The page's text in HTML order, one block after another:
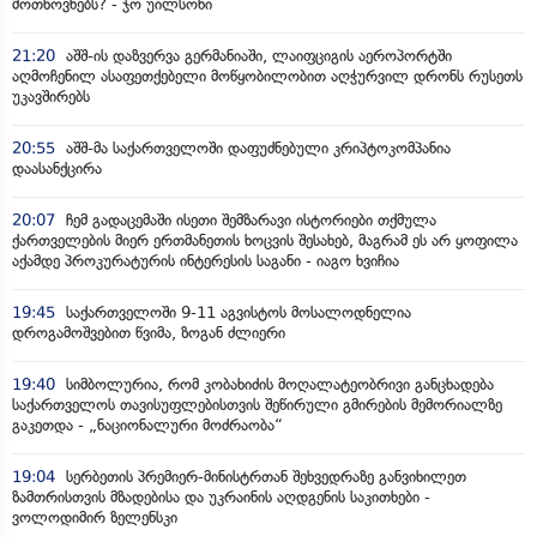
მოთხოვნებს? - ჯო უილსონი
21:20 აშშ-ის დაზვერვა გერმანიაში, ლაიფციგის აეროპორტში
აღმოჩენილ ასაფეთქებელი მოწყობილობით აღჭურვილ დრონს რუსეთს
უკავშირებს
20:55 აშშ-მა საქართველოში დაფუძნებული კრიპტოკომპანია
დაასანქცირა
20:07 ჩემ გადაცემაში ისეთი შემზარავი ისტორიები თქმულა
ქართველების მიერ ერთმანეთის ხოცვის შესახებ, მაგრამ ეს არ ყოფილა
აქამდე პროკურატურის ინტერესის საგანი - იაგო ხვიჩია
19:45 საქართველოში 9-11 აგვისტოს მოსალოდნელია
დროგამოშვებით წვიმა, ზოგან ძლიერი
19:40 სიმბოლურია, რომ კობახიძის მოღალატეობრივი განცხადება
საქართველოს თავისუფლებისთვის შეწირული გმირების მემორიალზე
გაკეთდა - „ნაციონალური მოძრაობა“
19:04 სერბეთის პრემიერ-მინისტრთან შეხვედრაზე განვიხილეთ
ზამთრისთვის მზადებისა და უკრაინის აღდგენის საკითხები -
ვოლოდიმირ ზელენსკი